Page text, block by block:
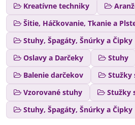
Kreatívne techniky
Šitie, Háčkovanie, Tkanie a
Stuhy, Špagáty, Šnúrky a Čipky
Oslavy a Darčeky
Stuhy
Balenie darčekov
Stužky
Vzorované stuhy
Stužky
Stuhy, Špagáty, Šnúrky a Čipky